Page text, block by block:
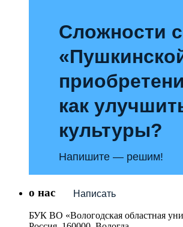
Сложности
как
культуры?
Напишите — решим!
Написать
о нас
БУК ВО «Вологодская областная